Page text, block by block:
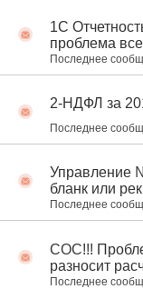
1C
проблема
Последнее
2-НДФЛ за
Последнее
Управление
бланк или
Последнее
СОС!!!
разносит
Последнее